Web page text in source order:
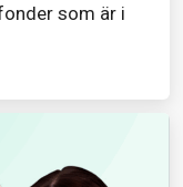
som är i